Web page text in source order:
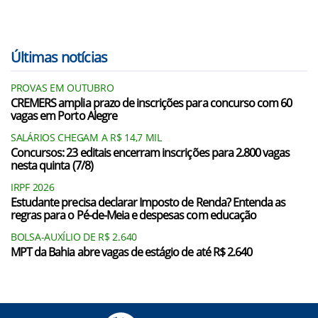
Últimas notícias
PROVAS EM OUTUBRO
CREMERS amplia prazo de inscrições para concurso com 60
vagas em Porto Alegre
SALÁRIOS CHEGAM A R$ 14,7 MIL
Concursos: 23 editais encerram inscrições para 2.800 vagas
nesta quinta (7/8)
IRPF 2026
Estudante precisa declarar Imposto de Renda? Entenda as
regras para o Pé-de-Meia e despesas com educação
BOLSA-AUXÍLIO DE R$ 2.640
MPT da Bahia abre vagas de estágio de até R$ 2.640